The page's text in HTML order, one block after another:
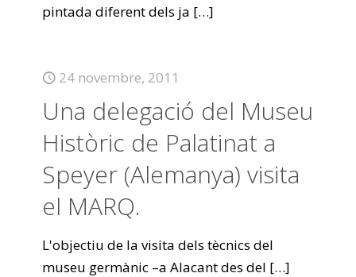
pintada diferent dels ja […]
24 novembre, 2011
Una delegació del Museu
Històric de Palatinat a
Speyer (Alemanya) visita
el MARQ.
L'objectiu de la visita dels tècnics del
museu germànic –a Alacant des del […]